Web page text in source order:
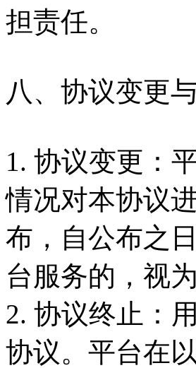
担责任。
八、协议变更
1. 协议变更：
情况对本协议
布，自公布之
台服务的，视
2. 协议终止：
协议。平台在